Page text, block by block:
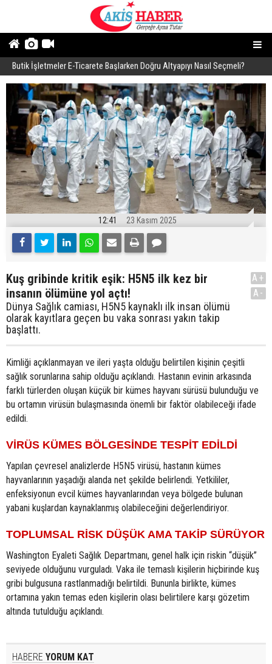
Butik İşletmeler E-Ticarete Başlarken Doğru Altyapıyı Nasıl Seçmeli?
12:41 23 Kasım 2025
Kuş gribinde kritik eşik: H5N5 ilk kez bir
insanın ölümüne yol açtı!
Dünya Sağlık camiası, H5N5 kaynaklı ilk insan ölümü
olarak kayıtlara geçen bu vaka sonrası yakın takip
başlattı.
A+
A-
Kimliği açıklanmayan ve ileri yaşta olduğu belirtilen kişinin çeşitli
sağlık sorunlarına sahip olduğu açıklandı. Hastanın evinin arkasında
farklı türlerden oluşan küçük bir kümes hayvanı sürüsü bulunduğu ve
bu ortamın virüsün bulaşmasında önemli bir faktör olabileceği ifade
edildi.
VİRÜS KÜMES BÖLGESİNDE TESPİT EDİLDİ
Yapılan çevresel analizlerde H5N5 virüsü, hastanın kümes
hayvanlarının yaşadığı alanda net şekilde belirlendi. Yetkililer,
enfeksiyonun evcil kümes hayvanlarından veya bölgede bulunan
yabani kuşlardan kaynaklanmış olabileceğini değerlendiriyor.
TOPLUMSAL RİSK DÜŞÜK AMA TAKİP SÜRÜYOR
Washington Eyaleti Sağlık Departmanı, genel halk için riskin “düşük”
seviyede olduğunu vurguladı. Vaka ile temaslı kişilerin hiçbirinde kuş
gribi bulgusuna rastlanmadığı belirtildi. Bununla birlikte, kümes
ortamına yakın temas eden kişilerin olası belirtilere karşı gözetim
altında tutulduğu açıklandı.
HABERE YORUM KAT